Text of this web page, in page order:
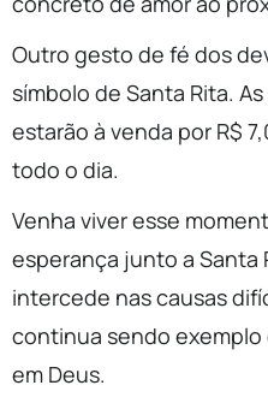
Outro gesto de fé dos
símbolo de Santa Rita.
estarão à venda por R$
todo o dia.
Venha viver esse
esperança junto a Santa
intercede nas causas
continua sendo
em Deus.